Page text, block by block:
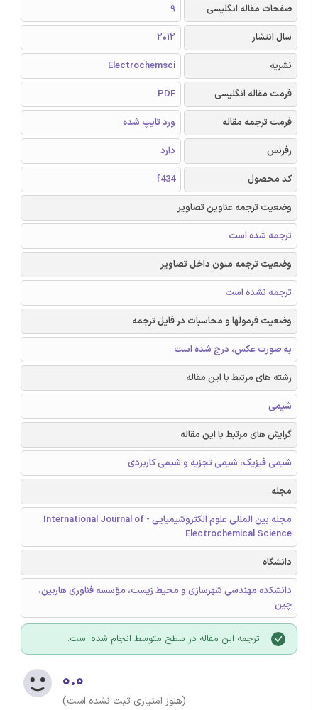
صفحات مقاله انگلیسی
9
سال انتشار
2012
نشریه
Electrochemsci
فرمت مقاله انگلیسی
PDF
فرمت ترجمه مقاله
ورد تایپ شده
رفرنس
دارد
کد محصول
f434
وضعیت ترجمه عناوین تصاویر
ترجمه شده است
وضعیت ترجمه متون داخل تصاویر
ترجمه نشده است
وضعیت فرمولها و محاسبات در فایل ترجمه
به صورت عکس، درج شده است
رشته های مرتبط با این مقاله
شیمی
گرایش های مرتبط با این مقاله
شیمی فیزیک، شیمی تجزیه و شیمی کاربردی
مجله
مجله بین المللی علوم الکتروشیمیایی - International Journal of
Electrochemical Science
دانشگاه
دانشکده مهندسی شهرسازی و محیط زیست، مؤسسه فناوری هاربین،
چین
ترجمه این مقاله در سطح متوسط انجام شده است.
۰.۰
(هنوز امتیازی ثبت نشده است)